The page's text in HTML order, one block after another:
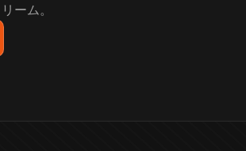
ーム。